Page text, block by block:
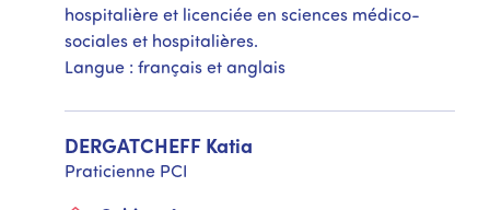
hospitalière et licenciée en sciences médico-
sociales et hospitalières.
Langue : français et anglais
DERGATCHEFF Katia
Praticienne PCI